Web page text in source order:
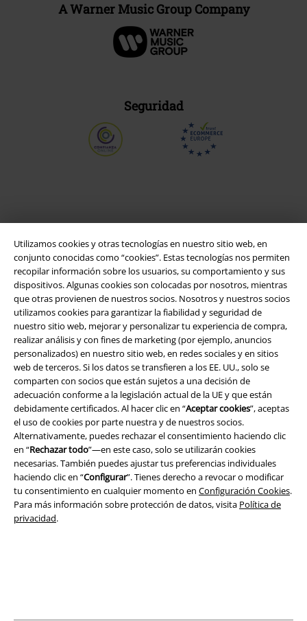
Utilizamos cookies y otras tecnologías en nuestro sitio web, en
conjunto conocidas como “cookies”. Estas tecnologías nos permiten
recopilar información sobre los usuarios, su comportamiento y sus
dispositivos. Algunas cookies son colocadas por nosotros, mientras
que otras provienen de nuestros socios. Nosotros y nuestros socios
utilizamos cookies para garantizar la fiabilidad y seguridad de
nuestro sitio web, mejorar y personalizar tu experiencia de compra,
realizar análisis y con fines de marketing (por ejemplo, anuncios
personalizados) en nuestro sitio web, en redes sociales y en sitios
web de terceros. Si los datos se transfieren a los EE. UU., solo se
comparten con socios que están sujetos a una decisión de
adecuación conforme a la legislación actual de la UE y que están
debidamente certificados. Al hacer clic en “Aceptar cookies”, aceptas
el uso de cookies por parte nuestra y de nuestros socios.
Alternativamente, puedes rechazar el consentimiento haciendo clic
en “Rechazar todo”—en este caso, solo se utilizarán cookies
necesarias. También puedes ajustar tus preferencias individuales
haciendo clic en “Configurar”. Tienes derecho a revocar o modificar
tu consentimiento en cualquier momento en Configuración Cookies.
Para más información sobre protección de datos, visita Política de
privacidad.
A Warner Music Group Company
Seguridad
Legal
Términos y Condiciones
Aviso Legal
Ley protección de datos
Eliminación de residuos y protección del medioambiente
Declaración de Conformidad
Información sobre accesibilidad
Configuración Cookies